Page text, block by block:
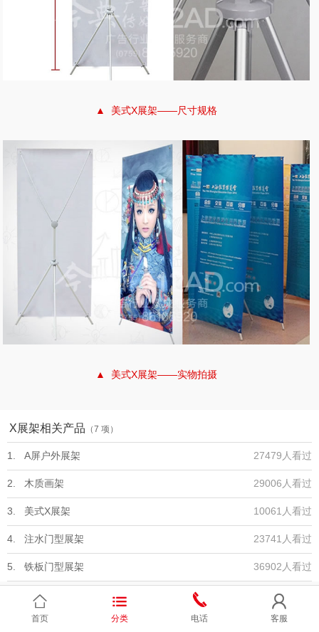
▲ 美式X展架——尺寸规格
▲ 美式X展架——实物拍摄
X展架相关产品 （7 项）
1. A屏户外展架 27479人看过
2. 木质画架 29006人看过
3. 美式X展架 10061人看过
4. 注水门型展架 23741人看过
5. 铁板门型展架 36902人看过

首页

分类 电话

客服